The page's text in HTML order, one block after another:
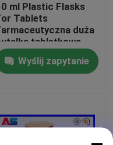
ml Plastic Flasks
Tablets
duża
tabletkowa
Wyślij zapytanie